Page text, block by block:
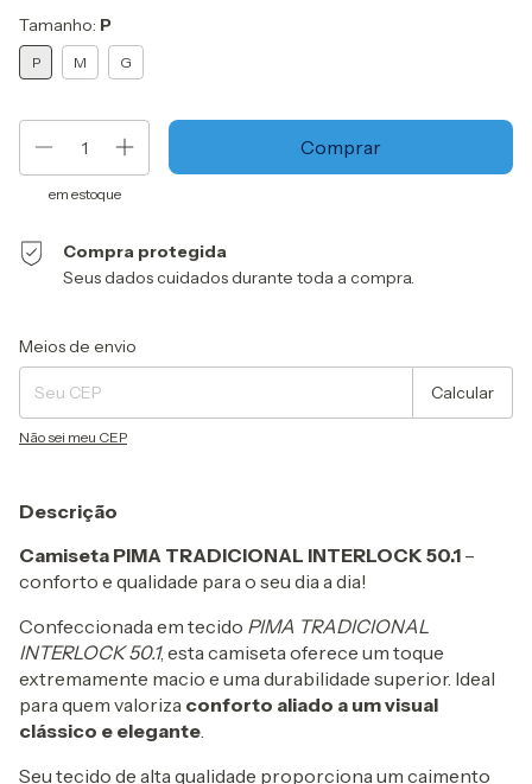
Tamanho: P
P M G
em estoque
Compra protegida
Seus dados cuidados durante toda a compra.
Entregas para o CEP:
Meios de envio
Calcular
Não sei meu CEP
Descrição
Camiseta PIMA TRADICIONAL INTERLOCK 50.1 –
conforto e qualidade para o seu dia a dia!
Confeccionada em tecido PIMA TRADICIONAL
INTERLOCK 50.1, esta camiseta oferece um toque
extremamente macio e uma durabilidade superior. Ideal
para quem valoriza conforto aliado a um visual
clássico e elegante.
Seu tecido de alta qualidade proporciona um caimento